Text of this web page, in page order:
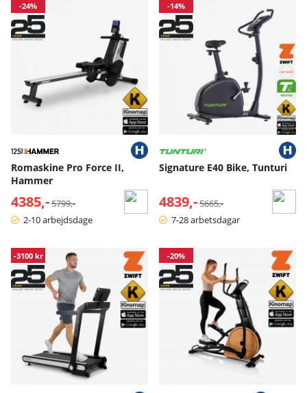
-24%
Romaskine Pro Force II,
Hammer
4385,- Normalpris:
5799,-
2-10 arbejdsdage
-14%
Signature E40 Bike, Tunturi
4839,- Normalpris:
5665,-
7-28 arbetsdagar
-3100 kr -20%